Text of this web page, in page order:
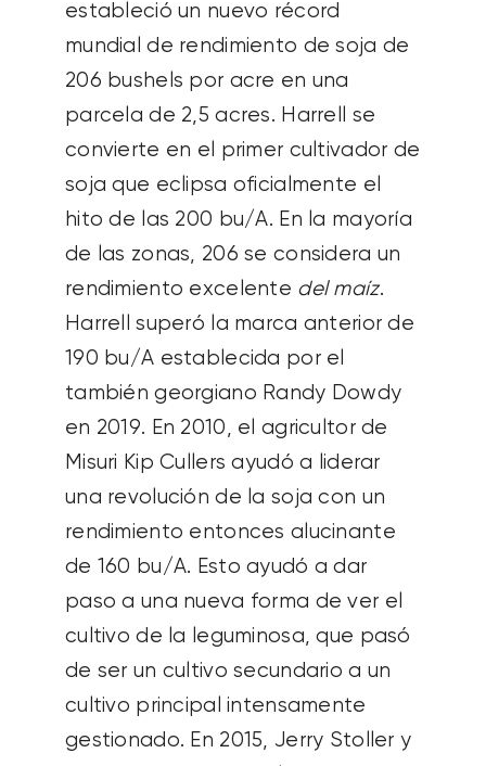
estableció un nuevo récord
mundial de rendimiento de soja de
206 bushels por acre en una
parcela de 2,5 acres. Harrell se
convierte en el primer cultivador de
soja que eclipsa oficialmente el
hito de las 200 bu/A. En la mayoría
de las zonas, 206 se considera un
rendimiento excelente del maíz.
Harrell superó la marca anterior de
190 bu/A establecida por el
también georgiano Randy Dowdy
en 2019. En 2010, el agricultor de
Misuri Kip Cullers ayudó a liderar
una revolución de la soja con un
rendimiento entonces alucinante
de 160 bu/A. Esto ayudó a dar
paso a una nueva forma de ver el
cultivo de la leguminosa, que pasó
de ser un cultivo secundario a un
cultivo principal intensamente
gestionado. En 2015, Jerry Stoller y